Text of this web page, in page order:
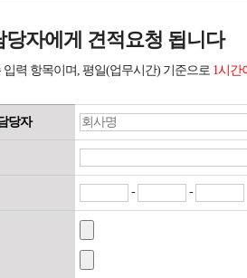
당자에게 견적요청 됩니다
입력 항목이며, 평일(업무시간) 기준으로 1시간
당자
- -